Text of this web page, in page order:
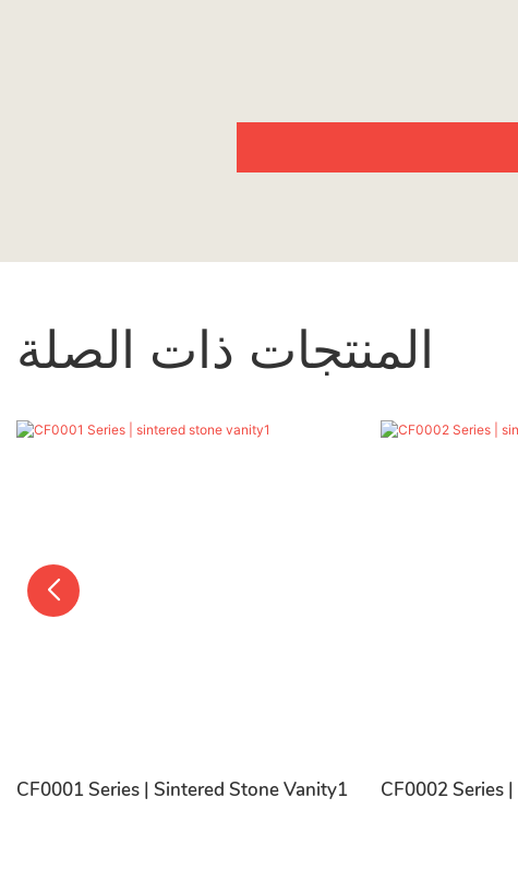
المنتجات ذات الصلة
CF0001 Series | Sintered Stone Vanity1 CF0002 Series